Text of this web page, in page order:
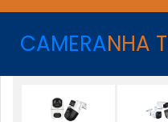
CAMERANHA